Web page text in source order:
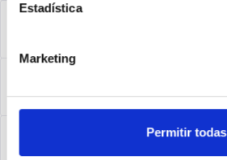
Estadística
Marketing
Permitir todas
Acerca del fabricante
Leasingmás